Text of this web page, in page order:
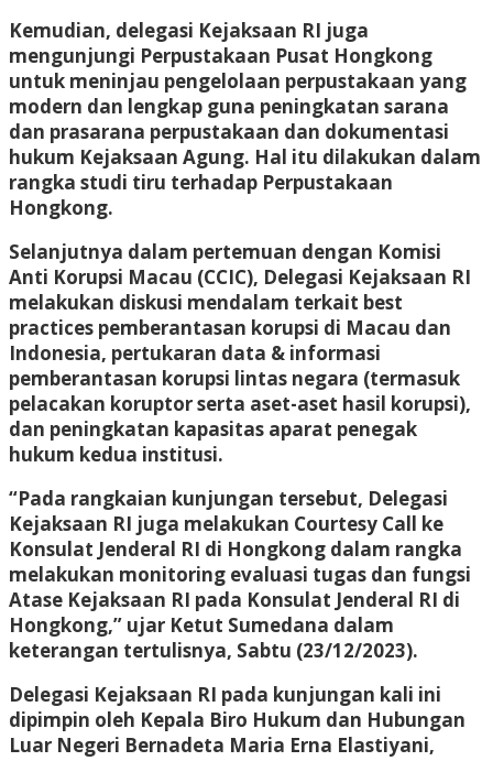
Kemudian, delegasi Kejaksaan RI juga
mengunjungi Perpustakaan Pusat Hongkong
untuk meninjau pengelolaan perpustakaan yang
modern dan lengkap guna peningkatan sarana
dan prasarana perpustakaan dan dokumentasi
hukum Kejaksaan Agung. Hal itu dilakukan dalam
rangka studi tiru terhadap Perpustakaan
Hongkong.
Selanjutnya dalam pertemuan dengan Komisi
Anti Korupsi Macau (CCIC), Delegasi Kejaksaan RI
melakukan diskusi mendalam terkait best
practices pemberantasan korupsi di Macau dan
Indonesia, pertukaran data & informasi
pemberantasan korupsi lintas negara (termasuk
pelacakan koruptor serta aset-aset hasil korupsi),
dan peningkatan kapasitas aparat penegak
hukum kedua institusi.
“Pada rangkaian kunjungan tersebut, Delegasi
Kejaksaan RI juga melakukan Courtesy Call ke
Konsulat Jenderal RI di Hongkong dalam rangka
melakukan monitoring evaluasi tugas dan fungsi
Atase Kejaksaan RI pada Konsulat Jenderal RI di
Hongkong,” ujar Ketut Sumedana dalam
keterangan tertulisnya, Sabtu (23/12/2023).
Delegasi Kejaksaan RI pada kunjungan kali ini
dipimpin oleh Kepala Biro Hukum dan Hubungan
Luar Negeri Bernadeta Maria Erna Elastiyani,